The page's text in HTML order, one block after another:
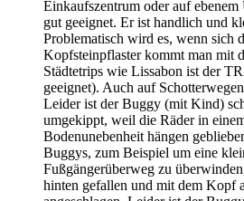
Einkaufszentrum oder auf
gut geeignet. Er ist handlich und
Problematisch wird es, wenn sich
Kopfsteinpflaster kommt man mit
Städtetrips wie Lissabon ist der
geeignet). Auch auf
Leider ist der Buggy (mit Kind)
umgekippt, weil die Räder in
Bodenunebenheit hängen
Buggys, zum Beispiel um eine
Fußgängerüberweg zu
hinten gefallen und mit dem Kopf